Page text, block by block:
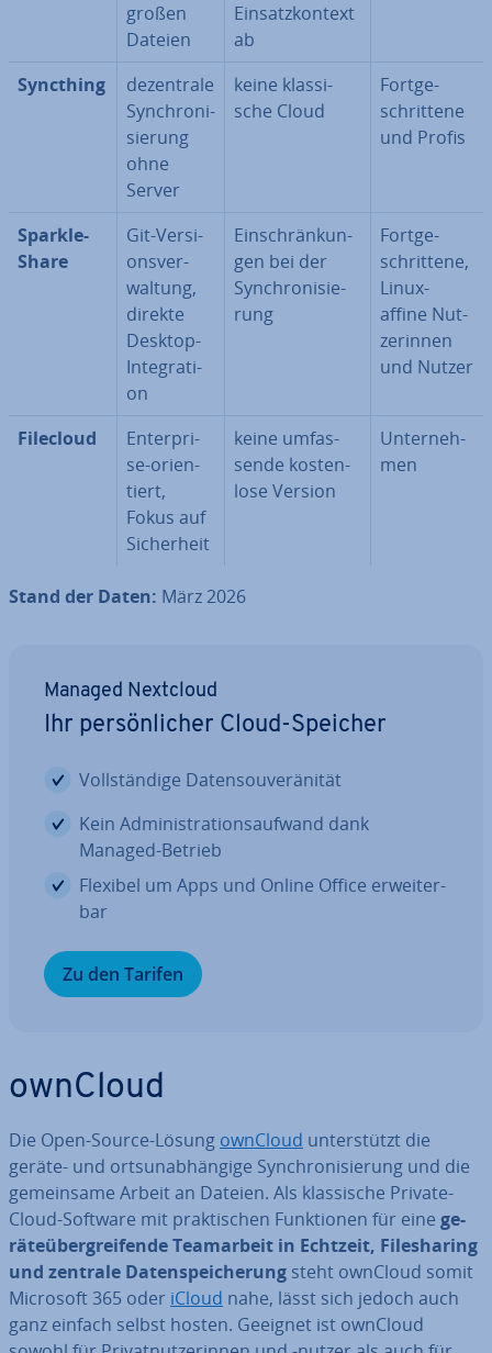
großen
Dateien
Ein­satz­kon­text
ab
Syncthing
de­zen­tra­le
Syn­chro­ni­
sie­rung
ohne
Server
keine klas­si­
sche Cloud
Fort­ge­
schrit­te­ne
und Profis
Spar­kle­
Sha­re
Git-Ver­si­
ons­ver­
wal­tung,
direkte
Desktop-
In­te­gra­ti­
on
Ein­schrän­kun­
gen bei der
Syn­chro­ni­sie­
rung
Fort­ge­
schrit­te­ne,
Linux-
affine Nut­
ze­rin­nen
und Nutzer
Filecloud
En­ter­pri­
se-ori­en­
tiert,
Fokus auf
Si­cher­heit
keine um­fas­
sen­de kos­ten­
lo­se Version
Un­ter­neh­
men
Stand der Daten: März 2026
Managed Nextcloud
Ihr per­sön­li­cher Cloud-Speicher
Voll­stän­di­ge Da­ten­sou­ve­rä­ni­tät
Kein Ad­mi­nis­tra­ti­ons­auf­wand dank
Managed-Betrieb
Flexibel um Apps und Online Office er­wei­ter­
bar
Zu den Tarifen
ownCloud
Die Open-Source-Lösung ownCloud un­ter­stützt die
geräte- und orts­un­ab­hän­gi­ge Syn­chro­ni­sie­rung und die
ge­mein­sa­me Arbeit an Dateien. Als klas­si­sche Private-
Cloud-Software mit prak­ti­schen Funk­tio­nen für eine ge­
rä­te­über­grei­fen­de Team­ar­beit in Echtzeit, File­sha­ring
und zentrale Da­ten­spei­che­rung steht ownCloud somit
Microsoft 365 oder iCloud nahe, lässt sich jedoch auch
ganz einfach selbst hosten. Geeignet ist ownCloud